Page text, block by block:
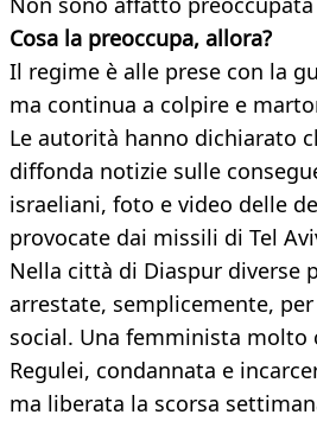
Cosa la preoccupa, allora?
Il regime è alle prese con la
ma continua a colpire e
Le autorità hanno dichiarato
diffonda notizie sulle
israeliani, foto e video delle
provocate dai missili di Tel
Nella città di Diaspur diverse
arrestate, semplicemente,
social. Una femminista molto
Regulei, condannata e
ma liberata la scorsa